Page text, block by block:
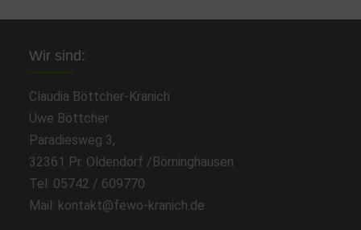
Wir sind:
Claudia Böttcher-Kranich
Uwe Böttcher
Paradiesweg 3,
32361 Pr. Oldendorf /Börninghausen
Tel: 05742 / 609770
Mail: kontakt@fewo-kranich.de